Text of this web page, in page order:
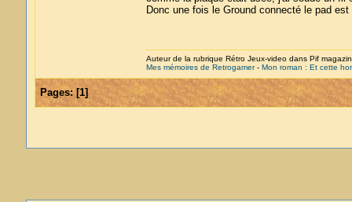
Donc une fois le Ground connecté le pad
Auteur de la rubrique Rétro Jeux-video dans Pif
Mes mémoires de Retrogamer- Mon roman : Et cette
Pages:[1]